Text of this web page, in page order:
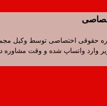
اختصاصی توسط وکیل مجموعه
شده و وقت مشاوره دریافت